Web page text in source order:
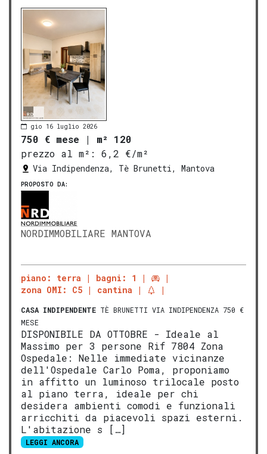
gio 16 luglio 2026
750 € mese | m² 120
prezzo al m²:
6,2 €/m²
Via Indipendenza, Tè Brunetti, Mantova
PROPOSTO DA:
NORDIMMOBILIARE MANTOVA
piano: terra
bagni: 1
zona OMI: C5
cantina
CASA INDIPENDENTE TÈ BRUNETTI VIA INDIPENDENZA 750 €
MESE
DISPONIBILE DA OTTOBRE - Ideale al
Massimo per 3 persone Rif 7804 Zona
Ospedale: Nelle immediate vicinanze
dell'Ospedale Carlo Poma, proponiamo
in affitto un luminoso trilocale posto
al piano terra, ideale per chi
desidera ambienti comodi e funzionali
arricchiti da piacevoli spazi esterni.
L'abitazione s […]
LEGGI ANCORA